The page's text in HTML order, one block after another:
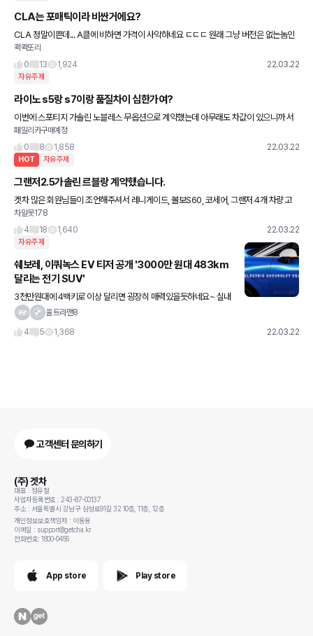
CLA는 포매틱이라 비싼거에요?
CLA 정말이쁜데... A클에 비하면 가격이 사악하네요 ㄷㄷㄷ 원래 그냥 버전은 없는놈인
가요 CLA? 굳이 여기에 4륜을 넣는 이유가 뭐냐 벤츠!
콱콱또리
0
13 1,924 22.03.22
자유주제
라이노 s5랑 s7이랑 품질차이 심한가여?
이번에 스포티지 가솔린 노블레스 무옵션으로 계약했는데 아무래도 차값이 있으니까 서
비스가 별루 없나봐여 그래서 영맨이 썬팅 블박 사이드스텝 이렇게 3가지 해준댓는데 사
이드스텝 할거면 S5넣어주고 S
패밀리카구매예정
0
8 1,858 22.03.22
HOT 자유주제
그랜저2.5가솔린 르블랑 계약했습니다.
겟차 많은 회원님들이 조언해주셔서 레니게이드, 볼보S60, 코세어, 그랜저 4개 차량 고
민 중 전부 시승해보고 그랜저로 계약했습니다.ㅎㅎ나이가 이제 서른이되어 스포티해보
이는 레니게이드 리미티드4륜이
차알못178
4
18 1,640 22.03.22
자유주제
쉐보레, 이쿼녹스 EV 티저 공개 '3000만 원대 483km
달리는 전기 SUV'
3천만원대에 4백키로 이상 달리면 굉장히 매력있을듯하네요~ 실내
만 잘나오면 ㅎㅎ
울트라맨8
4
5 1,368 22.03.22
고객센터 문의하기
(주) 겟차
대표 : 정유철
사업자등록번호 : 243-87-00137
주소 : 서울특별시 강남구 삼성로91길 32 10층, 11층, 12층
개인정보보호책임자 : 이동용
이메일 : support@getcha.kr
전화번호: 1800-0456
App store Play store